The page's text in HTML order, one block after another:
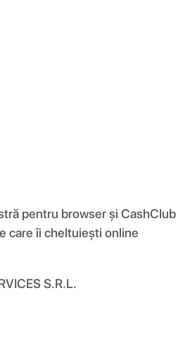
pentru browser și CashClub
care îi cheltuiești online
S.R.L.